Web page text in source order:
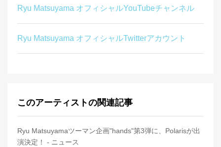
Ryu Matsuyama オフィシャルYouTubeチャンネル
Ryu Matsuyama オフィシャルTwitterアカウント
このアーティストの関連記事
Ryu Matsuyamaツーマン企画"hands"第3弾に、Polarisが出
演決定！ - ニュース